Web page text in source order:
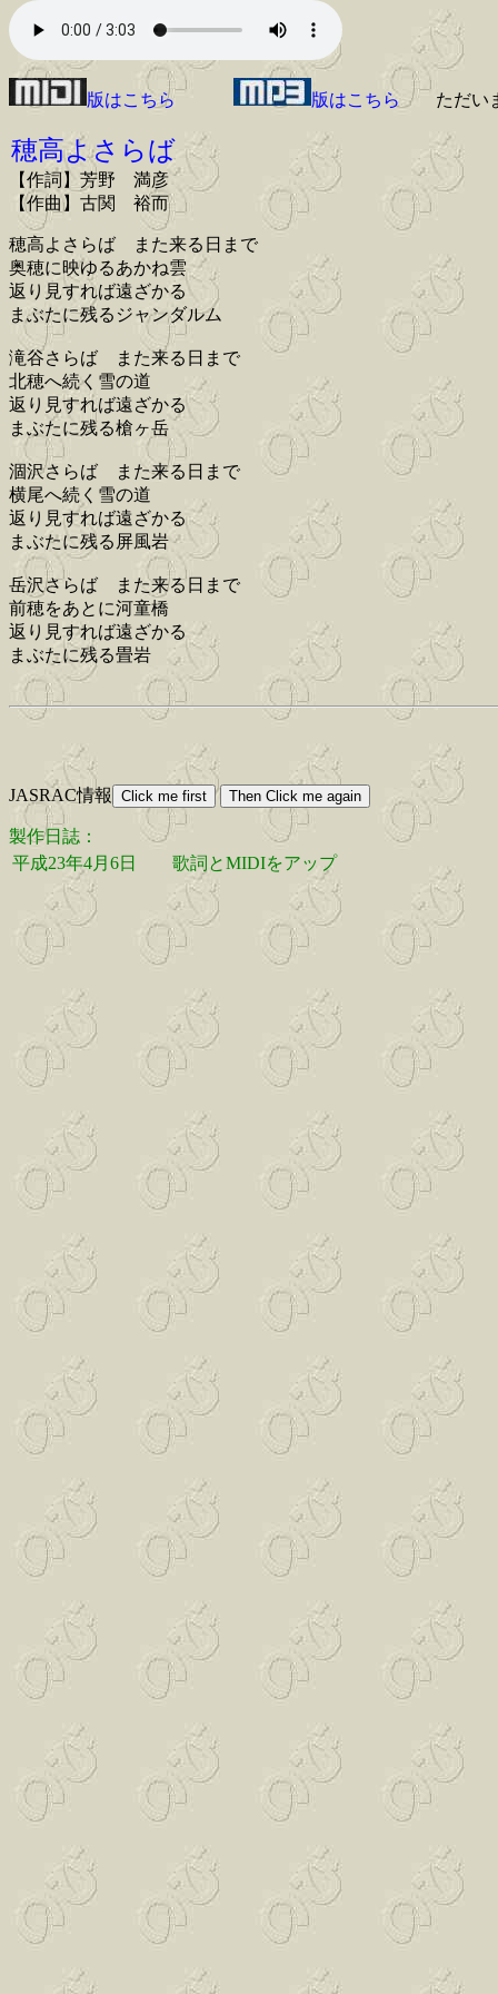
版はこちら 版はこちらただい
穂高よさらば
【作詞】芳野 満彦
【作曲】古関 裕而
穂高よさらば また来る日まで
奥穂に映ゆるあかね雲
返り見すれば遠ざかる
まぶたに残るジャンダルム
滝谷さらば また来る日まで
北穂へ続く雪の道
返り見すれば遠ざかる
まぶたに残る槍ヶ岳
涸沢さらば また来る日まで
横尾へ続く雪の道
返り見すれば遠ざかる
まぶたに残る屏風岩
岳沢さらば また来る日まで
前穂をあとに河童橋
返り見すれば遠ざかる
まぶたに残る畳岩
JASRAC情報
製作日誌：
平成23年4月6日
歌詞とMIDIをアップ